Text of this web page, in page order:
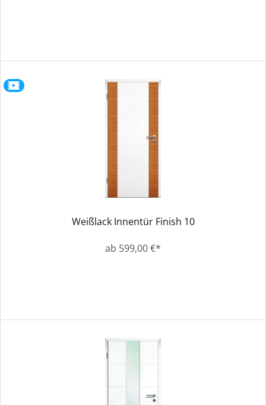
Weißlack Innentür Finish 10
ab 599,00 €*